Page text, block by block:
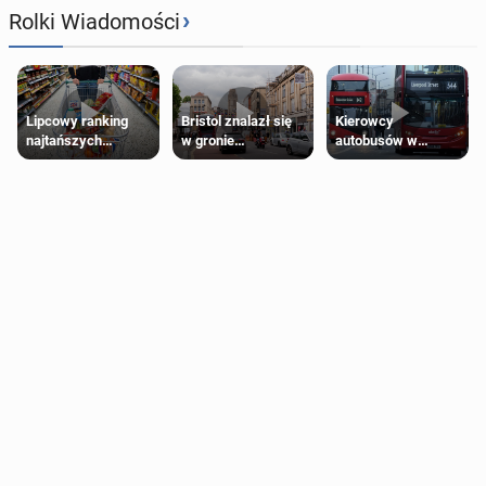
Rolki Wiadomości›
Lipcowy ranking
najtańszych
supermarketów
Bristol znalazł się
w gronie
najlepszych
Kierowcy
autobusów w
Londynie